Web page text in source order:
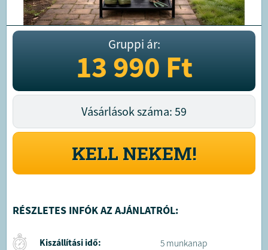
Gruppi ár:
13 990Ft
Vásárlások száma: 59
KELL NEKEM!
RÉSZLETES INFÓK AZ AJÁNLATRÓL:
Kiszállítási idő: 5 munkanap